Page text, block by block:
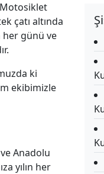
Motosiklet
çatı altında
her günü ve
ki
ekibimizle
Anadolu
yılın her